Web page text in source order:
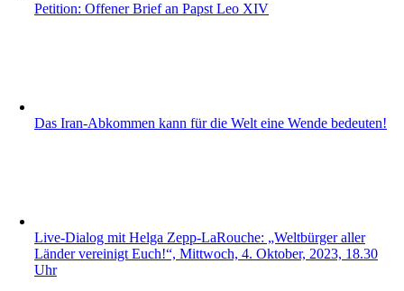
Petition: Offener Brief an Papst Leo XIV
Das Iran-Abkommen kann für die Welt eine Wende bedeuten!
Live-Dialog mit Helga Zepp-LaRouche: „Weltbürger aller
Länder vereinigt Euch!“, Mittwoch, 4. Oktober, 2023, 18.30
Uhr